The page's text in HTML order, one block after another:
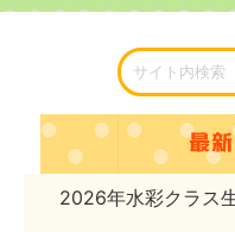
2026年水彩クラス